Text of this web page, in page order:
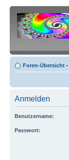
Foren-Übersicht •
Anmelden
Benutzername:
Passwort: